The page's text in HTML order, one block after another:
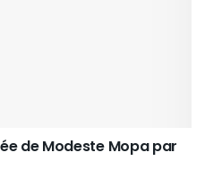
de Modeste Mopa par